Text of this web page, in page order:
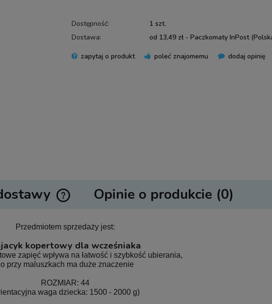
Dostępność:
1 szt.
Dostawa:
od 13,49 zł - Paczkomaty InPost
Cena nie zawiera ewentualnych kosztów
zapytaj o produkt poleć znajomemu dodaj opinię
płatności
Opinie o produkcie (0)
Przedmiotem sprzedaży jest:
kopertowy dla wcześniaka
zapięć wpływa na łatwość i szybkość ubierania,
przy maluszkach ma duże znaczenie
ROZMIAR: 44
waga dziecka: 1500 - 2000 g)